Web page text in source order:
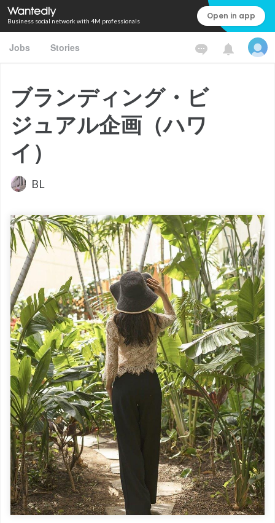
Business social network with 4M professionals Open in app
Jobs Stories
ブランディング・ビ
ジュアル企画（ハワ
イ）
BL